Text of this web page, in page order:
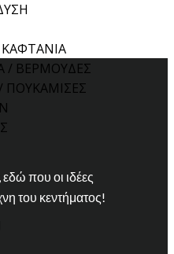
/ ΒΕΡΜΟΥΔΕΣ
ΠΟΥΚΑΜΙΣΕΣ
που οι ιδέες
του κεντήματος!